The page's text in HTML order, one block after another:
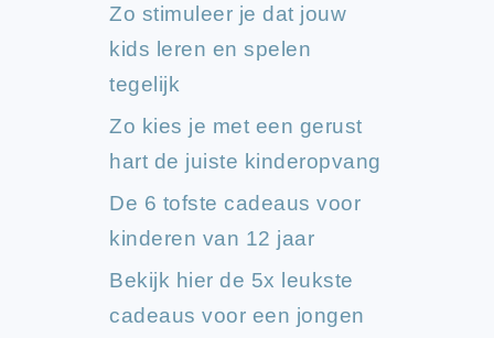
Zo stimuleer je dat jouw
kids leren en spelen
tegelijk
Zo kies je met een gerust
hart de juiste kinderopvang
De 6 tofste cadeaus voor
kinderen van 12 jaar
Bekijk hier de 5x leukste
cadeaus voor een jongen